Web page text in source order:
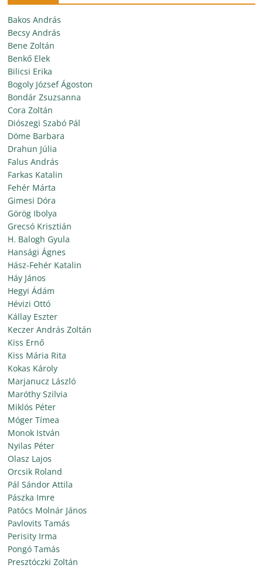
Bakos András
Becsy András
Bene Zoltán
Benkő Elek
Bilicsi Erika
Bogoly József Ágoston
Bondár Zsuzsanna
Cora Zoltán
Diószegi Szabó Pál
Döme Barbara
Drahun Júlia
Falus András
Farkas Katalin
Fehér Márta
Gimesi Dóra
Görög Ibolya
Grecsó Krisztián
H. Balogh Gyula
Hansági Ágnes
Hász-Fehér Katalin
Háy János
Hegyi Ádám
Hévizi Ottó
Kállay Eszter
Keczer András Zoltán
Kiss Ernő
Kiss Mária Rita
Kokas Károly
Marjanucz László
Maróthy Szilvia
Miklós Péter
Móger Tímea
Monok István
Nyilas Péter
Olasz Lajos
Orcsik Roland
Pál Sándor Attila
Pászka Imre
Patócs Molnár János
Pavlovits Tamás
Perisity Irma
Pongó Tamás
Presztóczki Zoltán